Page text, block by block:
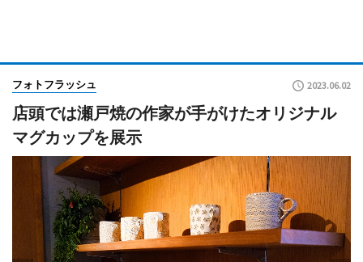
フォトフラッシュ 2023.06.02
店頭では瀬戸焼の作家が手がけたオリジナル
マグカップを展示